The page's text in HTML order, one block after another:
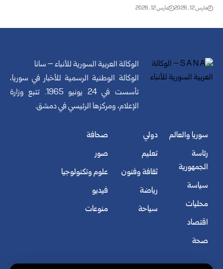
مارس 12, 2026 مارس 12, 2026
الوكالة العربية السورية للأنباء – سانا
الوكالة الوطنية الرسمية للأخبار في سوريا،
تأسست في 24 يونيو 1965. تتبع وزارة
الإعلام، ومركزها الرئيسي في دمشق.
سوريا والعالم
رئاسة
الجمهورية
سياسة
محليات
اقتصاد
صحة
دولي
تعليم
ثقافة وفنون
رياضة
سياحة
صحافة
صور
علوم وتكنولوجيا
فيديو
منوعات